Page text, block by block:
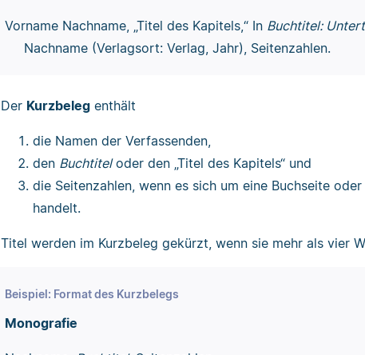
Vorname Nachname, „Titel des Kapitels,“ In Buchtitel:
Nachname (Verlagsort: Verlag, Jahr), Seitenzahlen.
Der Kurzbeleg enthält
die Namen der Verfassenden,
den Buchtiteloder den „Titel des Kapitels“ und
die Seitenzahlen, wenn es sich um eine Buchseite
handelt.
Titel werden im Kurzbeleg gekürzt, wenn sie mehr als vier
Beispiel: Format des Kurzbelegs
Monografie